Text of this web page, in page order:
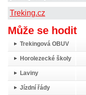
Treking.cz
Může se hodit
Trekingová OBUV
Horolezecké školy
Laviny
Jízdní řády